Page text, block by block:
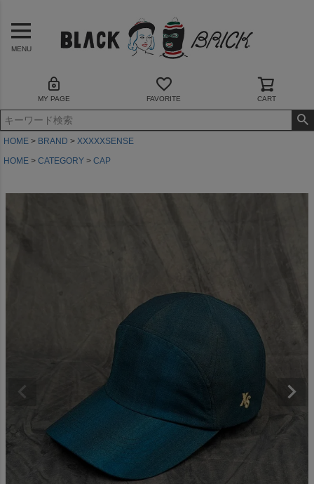
MENU
MY PAGE FAVORITE CART
HOME BRAND
XXXXXSENSE
HOME
CATEGORY CAP